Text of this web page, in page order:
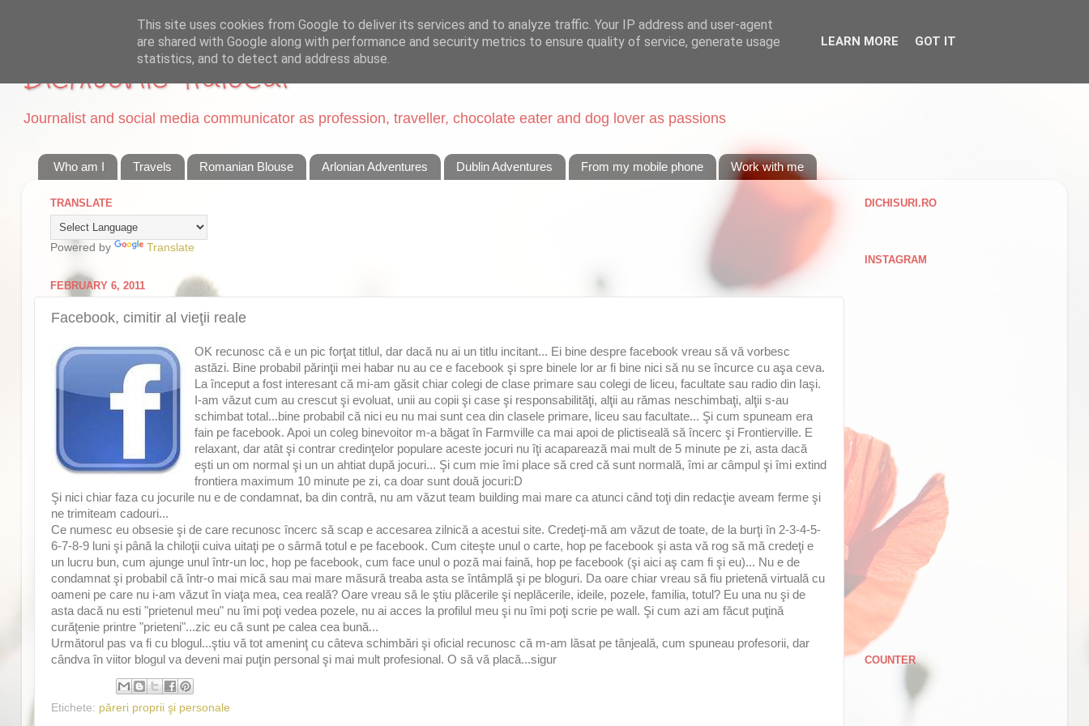
Dichisurile Ralucai
Journalist and social media communicator as profession, traveller, chocolate eater and dog lover as passions
Who am I Travels Romanian Blouse Arlonian Adventures Dublin Adventures From my mobile phone Work with me
TRANSLATE
Powered by Translate
FEBRUARY 6, 2011
Facebook, cimitir al vieţii reale
OK recunosc că e un pic forţat titlul, dar dacă nu ai un titlu incitant... Ei bine despre facebook vreau să vă vorbesc
astăzi. Bine probabil părinţii mei habar nu au ce e facebook şi spre binele lor ar fi bine nici să nu se încurce cu aşa ceva.
La început a fost interesant că mi-am găsit chiar colegi de clase primare sau colegi de liceu, facultate sau radio din Iaşi.
I-am văzut cum au crescut şi evoluat, unii au copii şi case şi responsabilităţi, alţii au rămas neschimbaţi, alţii s-au
schimbat total...bine probabil că nici eu nu mai sunt cea din clasele primare, liceu sau facultate... Şi cum spuneam era
fain pe facebook. Apoi un coleg binevoitor m-a băgat în Farmville ca mai apoi de plictiseală să încerc şi Frontierville. E
relaxant, dar atât şi contrar credinţelor populare aceste jocuri nu îţi acaparează mai mult de 5 minute pe zi, asta dacă
eşti un om normal şi un un ahtiat după jocuri... Şi cum mie îmi place să cred că sunt normală, îmi ar câmpul şi îmi extind
frontiera maximum 10 minute pe zi, ca doar sunt două jocuri:D
Şi nici chiar faza cu jocurile nu e de condamnat, ba din contră, nu am văzut team building mai mare ca atunci când toţi din redacţie aveam ferme şi
ne trimiteam cadouri...
Ce numesc eu obsesie şi de care recunosc încerc să scap e accesarea zilnică a acestui site. Credeţi-mă am văzut de toate, de la burţi în 2-3-4-5-
6-7-8-9 luni şi până la chiloţii cuiva uitaţi pe o sârmă totul e pe facebook. Cum citeşte unul o carte, hop pe facebook şi asta vă rog să mă credeţi e
un lucru bun, cum ajunge unul într-un loc, hop pe facebook, cum face unul o poză mai faină, hop pe facebook (şi aici aş cam fi şi eu)... Nu e de
condamnat şi probabil că într-o mai mică sau mai mare măsură treaba asta se întâmplă şi pe bloguri. Da oare chiar vreau să fiu prietenă virtuală cu
oameni pe care nu i-am văzut în viaţa mea, cea reală? Oare vreau să le ştiu plăcerile şi neplăcerile, ideile, pozele, familia, totul? Eu una nu şi de
asta dacă nu esti "prietenul meu" nu îmi poţi vedea pozele, nu ai acces la profilul meu şi nu îmi poţi scrie pe wall. Şi cum azi am făcut puţină
curăţenie printre "prieteni"...zic eu că sunt pe calea cea bună...
Următorul pas va fi cu blogul...ştiu vă tot ameninţ cu câteva schimbări şi oficial recunosc că m-am lăsat pe tânjeală, cum spuneau profesorii, dar
cândva în viitor blogul va deveni mai puţin personal şi mai mult profesional. O să vă placă...sigur
Etichete: păreri proprii şi personale
DICHISURI.RO
INSTAGRAM
COUNTER
This site uses cookies from Google to deliver its services and to analyze traffic. Your IP address and user-agent
are shared with Google along with performance and security metrics to ensure quality of service, generate usage
statistics, and to detect and address abuse.
LEARN MORE GOT IT